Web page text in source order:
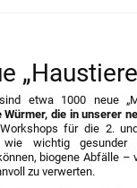
etwa 1000 neue
Würmer, die in unserer
für die 2.
wie wichtig
biogene Abfälle –
zu verwerten.